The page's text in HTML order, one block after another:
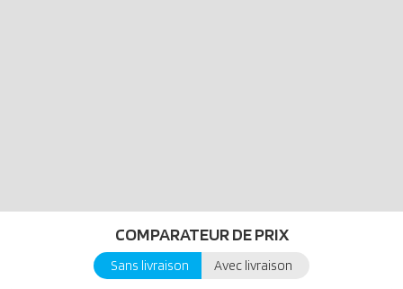
COMPARATEUR DE PRIX
Sans livraison Avec livraison